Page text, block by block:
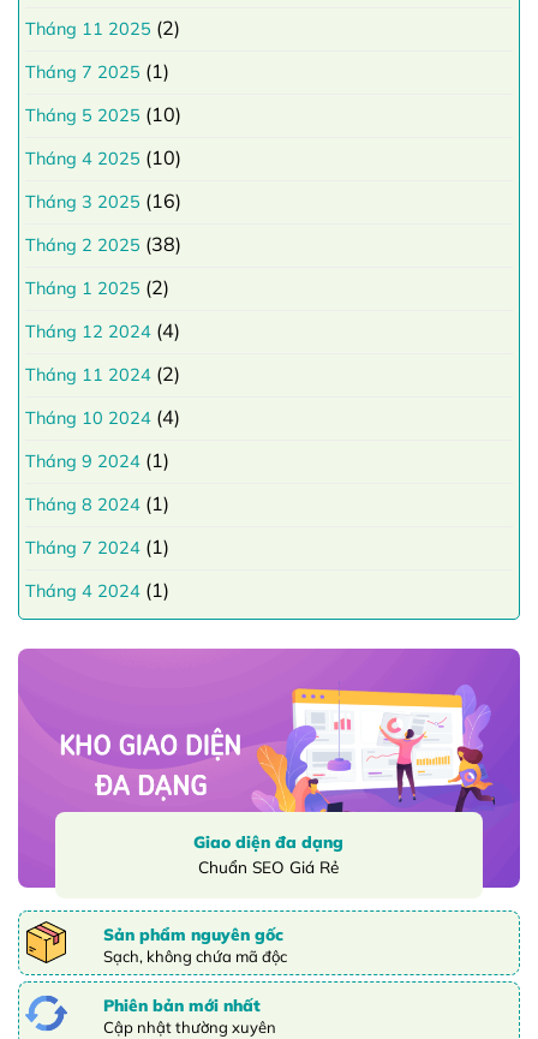
Tháng 11 2025 (2)
Tháng 7 2025 (1)
Tháng 5 2025 (10)
Tháng 4 2025 (10)
Tháng 3 2025 (16)
Tháng 2 2025 (38)
Tháng 1 2025 (2)
Tháng 12 2024 (4)
Tháng 11 2024 (2)
Tháng 10 2024 (4)
Tháng 9 2024 (1)
Tháng 8 2024 (1)
Tháng 7 2024 (1)
Tháng 4 2024 (1)
Giao diện đa dạng
Chuẩn SEO Giá Rẻ
Sản phẩm nguyên gốc
Sạch, không chứa mã độc
Phiên bản mới nhất
Cập nhật thường xuyên